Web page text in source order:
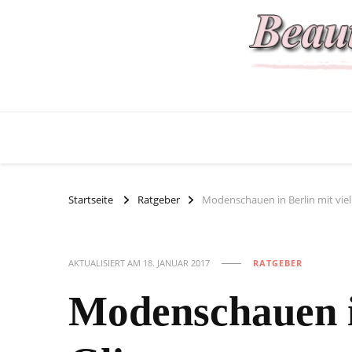
Startseite Ratgeber Modenschauen in Berlin mit
AKTUALISIERT AM 18. JANUAR 2017 RATGEBER